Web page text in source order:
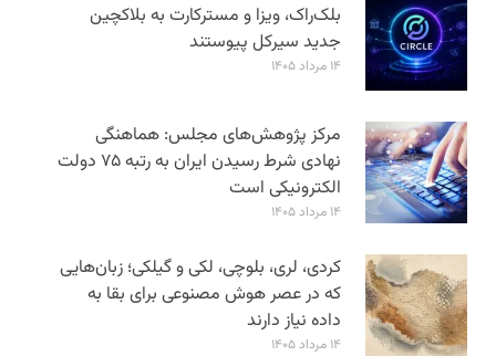
بلک‌راک، ویزا و مسترکارت به بلاکچین
جدید سیرکل پیوستند
۱۴ مرداد ۱۴۰۵
مرکز پژوهش‌های مجلس: هماهنگی
نهادی شرط رسیدن ایران به رتبه ۷۵ دولت
الکترونیکی است
۱۴ مرداد ۱۴۰۵
کردی، لری، بلوچی، لکی و گیلکی؛ زبان‌هایی
که در عصر هوش مصنوعی برای بقا به
داده نیاز دارند
۱۴ مرداد ۱۴۰۵